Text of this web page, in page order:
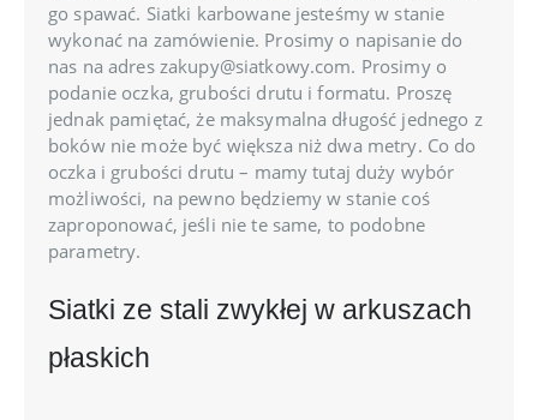
go spawać. Siatki karbowane jesteśmy w stanie
wykonać na zamówienie. Prosimy o napisanie do
nas na adres zakupy@siatkowy.com. Prosimy o
podanie oczka, grubości drutu i formatu. Proszę
jednak pamiętać, że maksymalna długość jednego z
boków nie może być większa niż dwa metry. Co do
oczka i grubości drutu – mamy tutaj duży wybór
możliwości, na pewno będziemy w stanie coś
zaproponować, jeśli nie te same, to podobne
parametry.
Siatki ze stali zwykłej w arkuszach
płaskich